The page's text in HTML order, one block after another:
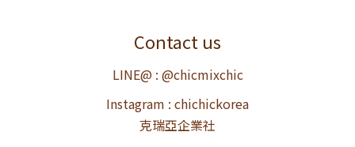
Contact us
LINE@ : @chicmixchic
Instagram : chichickorea
克瑞亞企業社